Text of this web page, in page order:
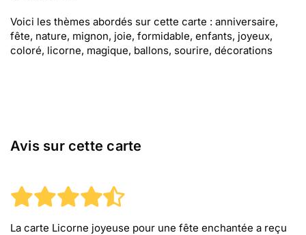
Voici les thèmes abordés sur cette carte : anniversaire,
fête, nature, mignon, joie, formidable, enfants, joyeux,
coloré, licorne, magique, ballons, sourire, décorations
Avis sur cette carte
La carte Licorne joyeuse pour une fête enchantée a reçu